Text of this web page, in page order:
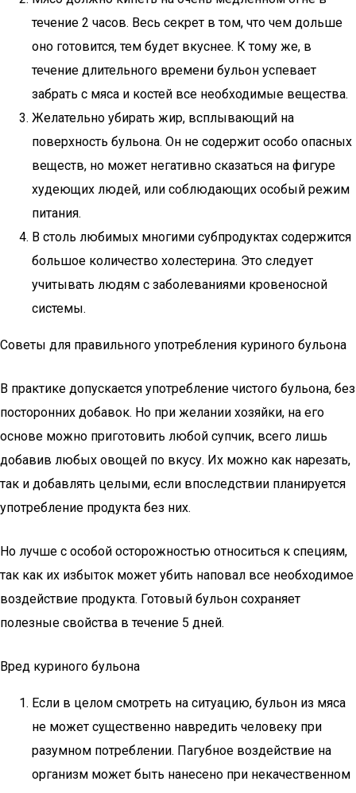
течение 2 часов. Весь секрет в том, что чем дольше
оно готовится, тем будет вкуснее. К тому же, в
течение длительного времени бульон успевает
забрать с мяса и костей все необходимые вещества.
Желательно убирать жир, всплывающий на
поверхность бульона. Он не содержит особо опасных
веществ, но может негативно сказаться на фигуре
худеющих людей, или соблюдающих особый режим
питания.
В столь любимых многими субпродуктах содержится
большое количество холестерина. Это следует
учитывать людям с заболеваниями кровеносной
системы.
Советы для правильного употребления куриного бульона
В практике допускается употребление чистого бульона, без
посторонних добавок. Но при желании хозяйки, на его
основе можно приготовить любой супчик, всего лишь
добавив любых овощей по вкусу. Их можно как нарезать,
так и добавлять целыми, если впоследствии планируется
употребление продукта без них.
Но лучше с особой осторожностью относиться к специям,
так как их избыток может убить наповал все необходимое
воздействие продукта. Готовый бульон сохраняет
полезные свойства в течение 5 дней.
Вред куриного бульона
Если в целом смотреть на ситуацию, бульон из мяса
не может существенно навредить человеку при
разумном потреблении. Пагубное воздействие на
организм может быть нанесено при некачественном